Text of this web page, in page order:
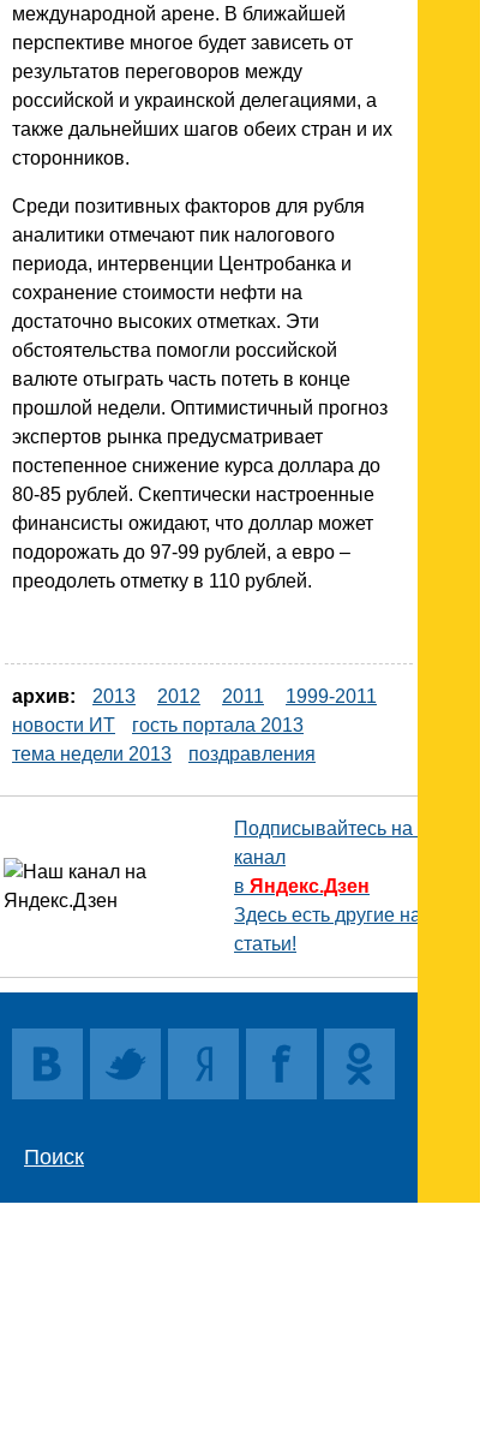
международной арене. В ближайшей
перспективе многое будет зависеть от
результатов переговоров между
российской и украинской делегациями, а
также дальнейших шагов обеих стран и их
сторонников.
Среди позитивных факторов для рубля
аналитики отмечают пик налогового
периода, интервенции Центробанка и
сохранение стоимости нефти на
достаточно высоких отметках. Эти
обстоятельства помогли российской
валюте отыграть часть потеть в конце
прошлой недели. Оптимистичный прогноз
экспертов рынка предусматривает
постепенное снижение курса доллара до
80-85 рублей. Скептически настроенные
финансисты ожидают, что доллар может
подорожать до 97-99 рублей, а евро –
преодолеть отметку в 110 рублей.
архив: 2013 2012 2011
1999-2011
новости ИТ
гость портала 2013
тема недели 2013
поздравления
Подписывайтесь на наш
канал
в Яндекс.Дзен
Здесь есть другие наши
статьи!
Поиск